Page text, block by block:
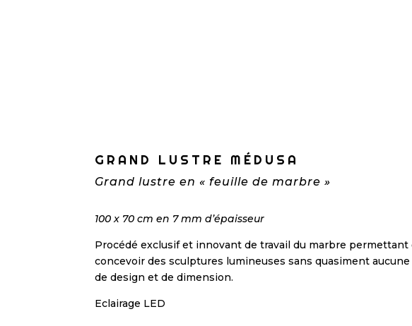
GRAND LUSTRE MÉDUSA
Grand lustre en « feuille de marbre »
100 x 70 cm en 7 mm d’épaisseur
Procédé exclusif et innovant de travail du marbre permettant
concevoir des sculptures lumineuses sans quasiment
de design et de dimension.
Eclairage LED